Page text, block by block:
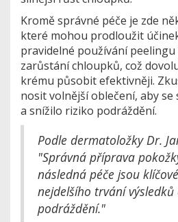
Kromě správné péče je zde
které mohou prodloužit
pravidelné používání
zarůstání chloupků, což
krému působit efektivněji.
nosit volnější oblečení, aby
a snížilo riziko podráždění.
Podle dermatoložky Dr.
"Správná příprava
následná péče jsou
nejdelšího trvání
podráždění."